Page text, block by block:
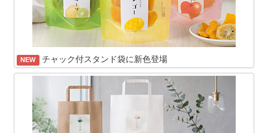
NEW チャック付スタンド袋に新色登場